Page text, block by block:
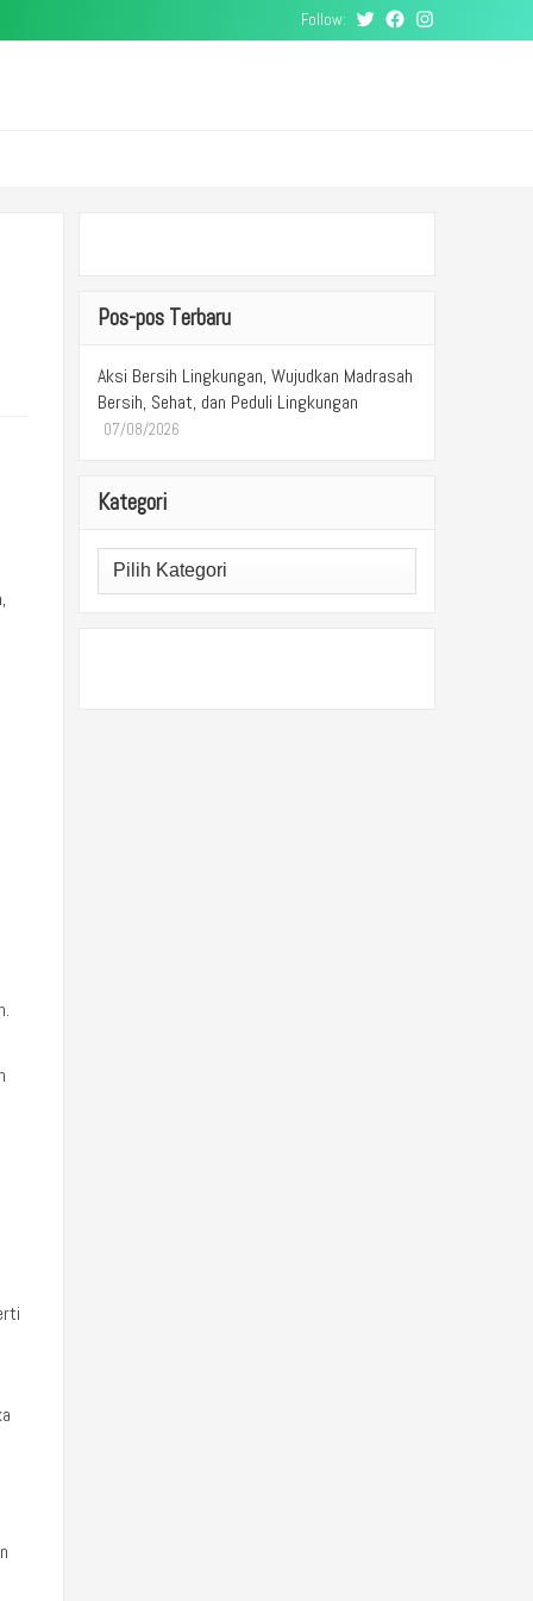
Follow: TwitterFacebookInstagram
Pos-pos Terbaru
Aksi Bersih Lingkungan, Wujudkan Madrasah
Bersih, Sehat, dan Peduli Lingkungan
07/08/2026
Kategori
Kategori